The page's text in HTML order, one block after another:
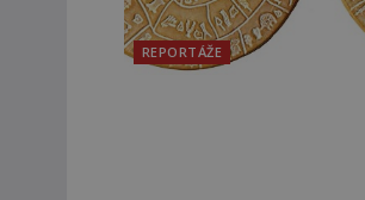
REPORTÁŽE